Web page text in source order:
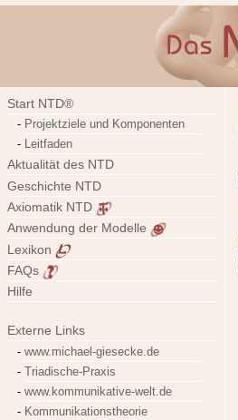
Start NTD®
Projektziele und Komponenten
Leitfaden
Aktualität des NTD
Geschichte NTD
Axiomatik NTD
Anwendung der Modelle
Lexikon
FAQs
Hilfe
Externe Links
www.michael-giesecke.de
Triadische-Praxis
www.kommunikative-welt.de
Kommunikationstheorie